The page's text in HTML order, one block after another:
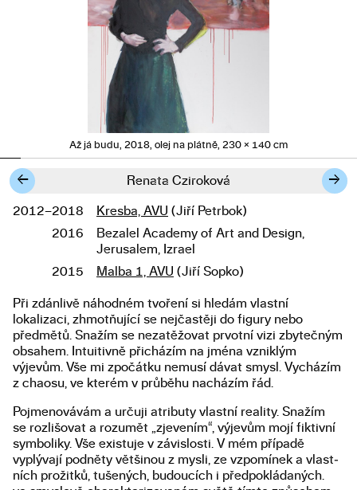
Renata Cziroková
← →
Až já budu, 2018, olej na plátně, 230 × 140 cm
Studium
2012–2018 Kresba, AVU (Jiří Petrbok)
2016
Bezalel Academy of Art and Design,
Jerusalem, Izrael
2015
Malba 1, AVU (Jiří Sopko)
Popis diplomové práce
Při zdánlivě náhodném tvoření si hledám vlastní
lokalizaci, zhmotňující se nejčastěji do figury nebo
předmětů. Snažím se nezatěžovat prvotní vizi zbytečným
obsahem. Intuitivně přicházím na jména vzniklým
výjevům. Vše mi zpočátku nemusí dávat smysl. Vycházím
z chaosu, ve kterém v prů­běhu nacházím řád.
Pojmenovávám a určuji atributy vlastní reality. Snažím
se rozlišovat a rozumět „zjevením“, výjevům mojí fiktivní
symboliky. Vše existuje v závislosti. V mém případě
vyplývají podněty většinou z mysli, ze vzpomínek a vlast­
ních prožitků, tušených, budoucích i předpokládaných.